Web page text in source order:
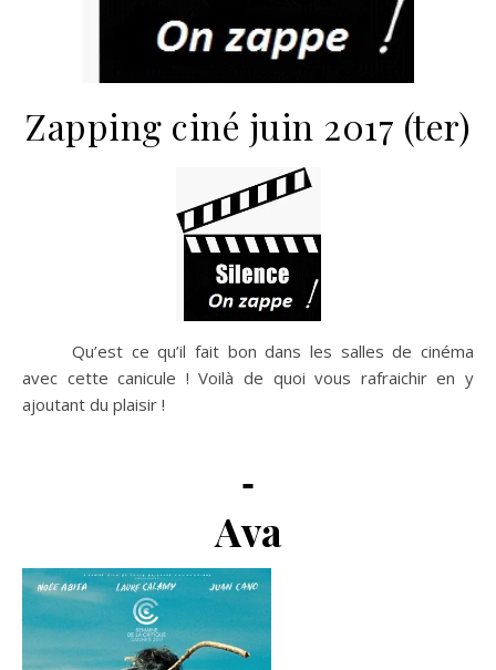
Zapping ciné juin 2017 (ter)
Qu’est ce qu’il fait bon dans les salles de cinéma
avec cette canicule ! Voilà de quoi vous rafraichir en y
ajoutant du plaisir !
Ava